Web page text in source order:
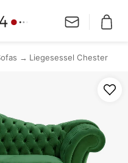
Liegesessel Chester